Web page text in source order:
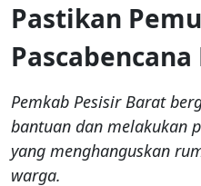
Pastikan
Pemkab Pesisir Barat
bantuan dan melakukan
yang menghanguskan
warga.